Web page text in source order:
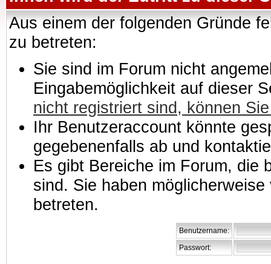
Aus einem der folgenden Gründe
zu betreten:
Sie sind im Forum nicht
Eingabemöglichkeit auf dieser
nicht registriert sind, können
Ihr Benutzeraccount könnte
gegebenenfalls ab und
Es gibt Bereiche im Forum, die
sind. Sie haben
betreten.
Benutzername:
Passwort: